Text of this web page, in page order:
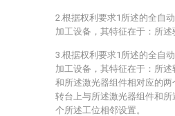
2.根据权利要求1所述的全自
加工设备，其特征在于：所述
3.根据权利要求1所述的全自
加工设备，其特征在于：所
和所述激光器组件相对应的
转台上与所述激光器组件和
个所述工位相邻设置。